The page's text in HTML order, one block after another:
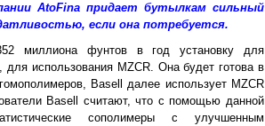
AtoFina придает бутылкам сильный
если она потребуется.
миллиона фунтов в год установку для
использования MZCR. Она будет готова в
Basell далее использует MZCR
Basell считают, что с помощью данной
сополимеры с улучшенным